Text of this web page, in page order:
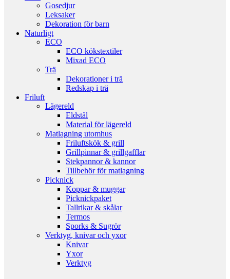
Gosedjur
Leksaker
Dekoration för barn
Naturligt
ECO
ECO kökstextiler
Mixad ECO
Trä
Dekorationer i trä
Redskap i trä
Friluft
Lägereld
Eldstål
Material för lägereld
Matlagning utomhus
Friluftskök & grill
Grillpinnar & grillgafflar
Stekpannor & kannor
Tillbehör för matlagning
Picknick
Koppar & muggar
Picknickpaket
Tallrikar & skålar
Termos
Sporks & Sugrör
Verktyg, knivar och yxor
Knivar
Yxor
Verktyg